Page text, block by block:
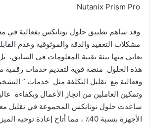
وقد ساهم تطبيق حلول نوتانكس بفعالية في
مشكلات التعقيد والدقة والموثوقية وعدم
تعاني منها بيئة تقنية المعلومات في
هذه الحلول منصة قوية لتقديم خدمات رقمية
وفعالية مع تقليل التكلفة مثل خدمات ”
وتمكين العاملين من انجاز الأعمال وبكفاءة
ساعدت حلول نوتانكس المجموعة في تقليل
الأجهزة بنسبة 40٪ ، مما أتاح إعادة